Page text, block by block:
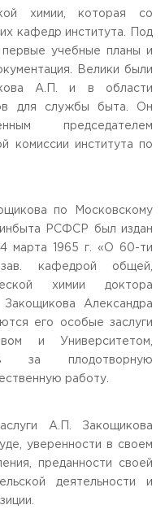
химии, которая со
кафедр института. Под
первые учебные планы и
Велики были
А.П. и в области
для службы быта. Он
председателем
комиссии института по
по Московскому
РСФСР был издан
марта 1965 г. «О 60-ти
кафедрой общей,
химии доктора
Александра
его особые заслуги
и Университетом,
за плодотворную
работу.
А.П. Закощикова
уверенности в своем
преданности своей
деятельности и